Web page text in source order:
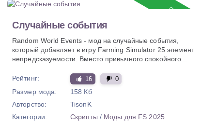
Случайные события
Random World Events - мод на случайные события,
который добавляет в игру Farming Simulator 25 элемент
непредсказуемости. Вместо привычного спокойного...
Рейтинг: 16 0
Размер мода:
158 Кб
Авторство:
TisonK
Категории:
Скрипты / Моды для FS 2025